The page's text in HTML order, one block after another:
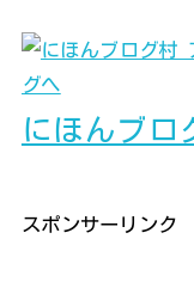
にほんブロ
スポンサーリンク